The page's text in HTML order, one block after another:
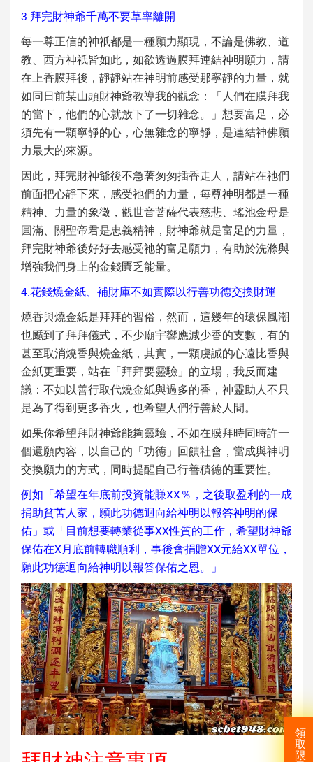
領
取
限
3.拜完財神爺千萬不要草率離開
每一尊正信的神祇都是一種願力顯現，不論是佛教、道
教、西方神祇皆如此，如欲透過膜拜連結神明願力，請
在上香膜拜後，靜靜站在神明前感受那寧靜的力量，就
如同日前某山頭財神爺教導我的觀念：「人們在膜拜我
的當下，他們的心就放下了一切雜念。」想要富足，必
須先有一顆寧靜的心，心無雜念的寧靜，是連結神佛願
力最大的來源。
因此，拜完財神爺後不急著匆匆插香走人，請站在祂們
前面把心靜下來，感受祂們的力量，每尊神明都是一種
精神、力量的象徵，觀世音菩薩代表慈悲、瑤池金母是
圓滿、關聖帝君是忠義精神，財神爺就是富足的力量，
拜完財神爺後好好去感受祂的富足願力，有助於洗滌與
增強我們身上的金錢匱乏能量。
4.花錢燒金紙、補財庫不如實際以行善功德交換財運
燒香與燒金紙是拜拜的習俗，然而，這幾年的環保風潮
也颳到了拜拜儀式，不少廟宇響應減少香的支數，有的
甚至取消燒香與燒金紙，其實，一顆虔誠的心遠比香與
金紙更重要，站在「拜拜要靈驗」的立場，我反而建
議：不如以善行取代燒金紙與過多的香，神靈助人不只
是為了得到更多香火，也希望人們行善於人間。
如果你希望拜財神爺能夠靈驗，不如在膜拜時同時許一
個還願內容，以自己的「功德」回饋社會，當成與神明
交換願力的方式，同時提醒自己行善積德的重要性。
例如「希望在年底前投資能賺XX％，之後取盈利的一成
捐助貧苦人家，願此功德迴向給神明以報答神明的保
佑」或「目前想要轉業從事XX性質的工作，希望財神爺
保佑在X月底前轉職順利，事後會捐贈XX元給XX單位，
願此功德迴向給神明以報答保佑之恩。」